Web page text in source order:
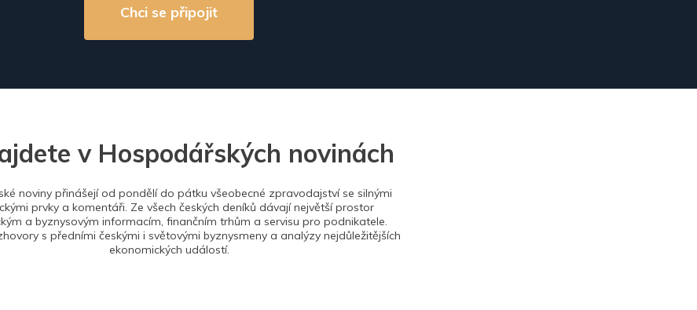
Chci se připojit
v Hospodářských novinách
noviny přinášejí od pondělí do pátku všeobecné zpravodajství se silnými
prvky a komentáři. Ze všech českých deníků dávají největší prostor
a byznysovým informacím, finančním trhům a servisu pro podnikatele.
s předními českými i světovými byznysmeny a analýzy nejdůležitějších
ekonomických událostí.